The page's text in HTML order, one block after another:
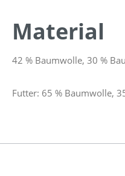
Material
42 % Baumwolle, 30 %
Futter: 65 % Baumwolle,